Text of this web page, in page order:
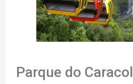
Parque do Caracol